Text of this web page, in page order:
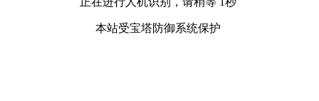
本站受宝塔防御系统保护